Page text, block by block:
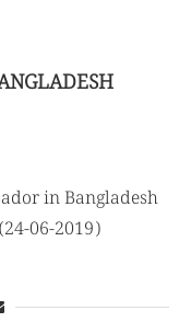
in Bangladesh
06-2019)